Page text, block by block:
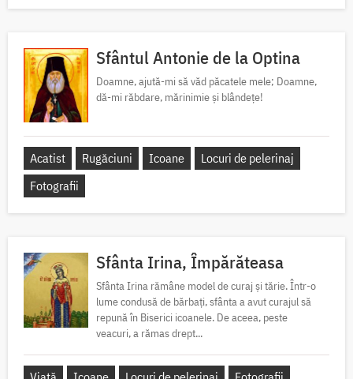
Sfântul Antonie de la Optina
Doamne, ajută-mi să văd păcatele mele; Doamne,
dă-mi răbdare, mărinimie şi blândeţe!
Acatist Rugăciuni Icoane
Locuri de pelerinaj
Fotografii
Sfânta Irina, Împărăteasa
Sfânta Irina rămâne model de curaj și tărie. Într-o
lume condusă de bărbați, sfânta a avut curajul să
repună în Biserici icoanele. De aceea, peste
veacuri, a rămas drept...